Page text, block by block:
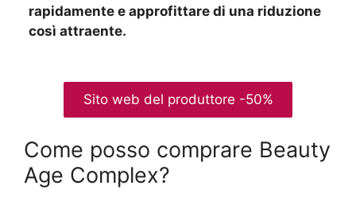
rapidamente e approfittare di una riduzione
così attraente.
Sito web del produttore -50%
Come posso comprare Beauty
Age Сomplex?